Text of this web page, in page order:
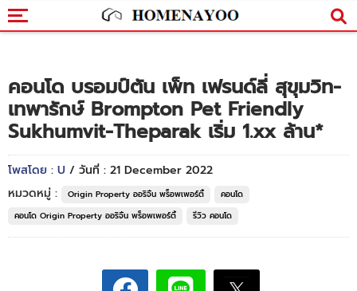
คอนโด บรอมป์ตัน เพ็ท เฟรนด์ลี่ สุขุมวิท-
เทพารักษ์ Brompton Pet Friendly
Sukhumvit-Theparak เริ่ม 1.xx ล้าน*
โพสโดย : U / วันที่ : 21 December 2022
หมวดหมู่ :
Origin Property ออริจิ้น พร็อพเพอร์ตี้
คอนโด
คอนโด Origin Property ออริจิ้น พร็อพเพอร์ตี้
รีวิว คอนโด